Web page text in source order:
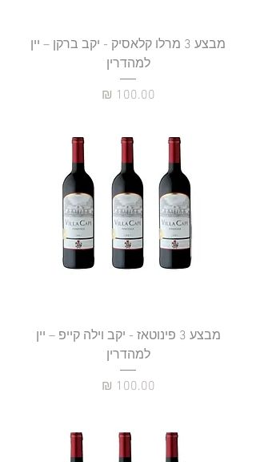
מבצע 3 מרלו קלאסיק - יקב ברקן – יין
למהדרין
מחיר
מבצע 3 פינוטאז - יקב וילה קייפ – יין
למהדרין
מחיר